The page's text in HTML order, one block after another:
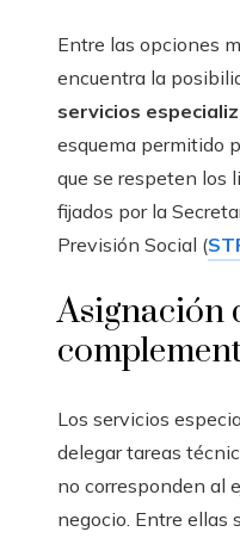
Entre las opciones
encuentra la
servicios
esquema permitido
que se respeten los
fijados por la
Previsión Social (
Asignación
Los servicios
delegar tareas
no corresponden al
negocio. Entre ellas